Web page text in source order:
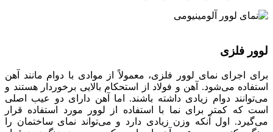
لوور فلزی
برای اجرای نمای لوور فلزی، معمولاً از موادی با دوام مانند آهن
استفاده می‌شود. آهن و فولاد از استحکام بالایی برخوردار هستند و
می‌توانند دوام زیادی داشته باشند. اما آهن دارای دو عیب اصلی
است که کمتر برای نما با استفاده از لوور مورد استفاده قرار
می‌گیرد. اول آنکه وزن زیادی دارد و می‌تواند نمای ساختمان را